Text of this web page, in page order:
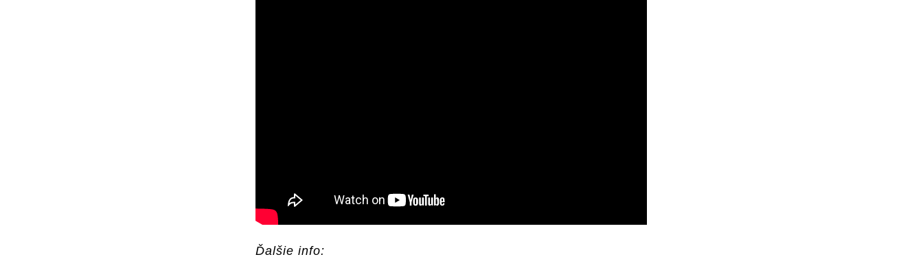
Ďalšie info: